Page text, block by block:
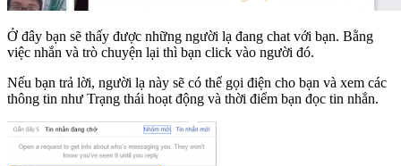
Ở đây bạn sẽ thấy được những người lạ đang chat với bạn. Bằng
việc nhắn và trò chuyện lại thì bạn click vào người đó.
Nếu bạn trả lời, người lạ này sẽ có thể gọi điện cho bạn và xem các
thông tin như Trạng thái hoạt động và thời điểm bạn đọc tin nhắn.